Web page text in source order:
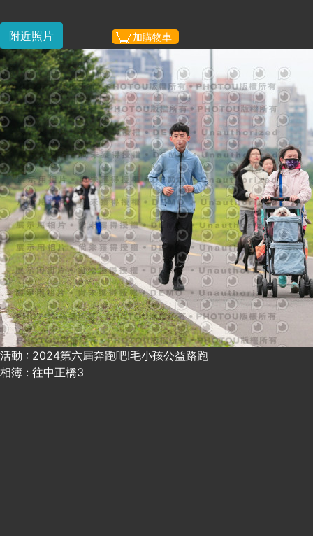
附近照片 加購物車
活動 : 2024第六屆奔跑吧!毛小孩公益路跑
相簿 : 往中正橋3